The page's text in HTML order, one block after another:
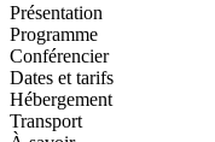
Présentation
Programme
Conférencier
Dates et tarifs
Hébergement
Transport